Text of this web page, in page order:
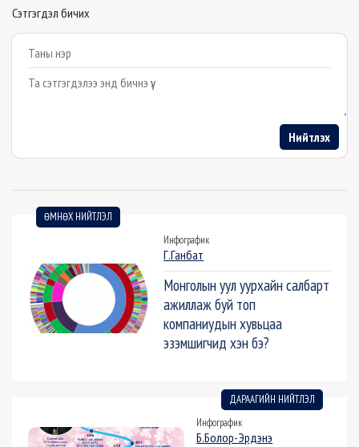
Сэтгэгдэл бичих
Example textarea
Нийтлэх
ӨМНӨХ НИЙТЛЭЛ
Инфографик
Г.Ганбат
Монголын уул уурхайн салбарт
ажиллаж буй топ
компаниудын хувьцаа
эзэмшигчид хэн бэ?
ДАРААГИЙН НИЙТЛЭЛ
Инфографик
Б.Болор-Эрдэнэ